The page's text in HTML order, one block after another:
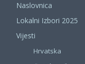
Naslovnica
Lokalni Izbori 2025
Vijesti
Hrvatska